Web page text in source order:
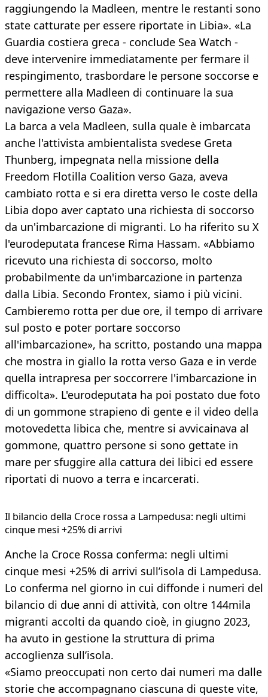
raggiungendo la Madleen, mentre le restanti sono
state catturate per essere riportate in Libia». «La
Guardia costiera greca - conclude Sea Watch -
deve intervenire immediatamente per fermare il
respingimento, trasbordare le persone soccorse e
permettere alla Madleen di continuare la sua
navigazione verso Gaza».
La barca a vela Madleen, sulla quale è imbarcata
anche l'attivista ambientalista svedese Greta
Thunberg, impegnata nella missione della
Freedom Flotilla Coalition verso Gaza, aveva
cambiato rotta e si era diretta verso le coste della
Libia dopo aver captato una richiesta di soccorso
da un'imbarcazione di migranti. Lo ha riferito su X
l'eurodeputata francese Rima Hassam. «Abbiamo
ricevuto una richiesta di soccorso, molto
probabilmente da un'imbarcazione in partenza
dalla Libia. Secondo Frontex, siamo i più vicini.
Cambieremo rotta per due ore, il tempo di arrivare
sul posto e poter portare soccorso
all'imbarcazione», ha scritto, postando una mappa
che mostra in giallo la rotta verso Gaza e in verde
quella intrapresa per soccorrere l'imbarcazione in
difficolta». L'eurodeputata ha poi postato due foto
di un gommone strapieno di gente e il video della
motovedetta libica che, mentre si avvicainava al
gommone, quattro persone si sono gettate in
mare per sfuggire alla cattura dei libici ed essere
riportati di nuovo a terra e incarcerati.
Il bilancio della Croce rossa a Lampedusa: negli ultimi
cinque mesi +25% di arrivi
Anche la Croce Rossa conferma: negli ultimi
cinque mesi +25% di arrivi sull’isola di Lampedusa.
Lo conferma nel giorno in cui diffonde i numeri del
bilancio di due anni di attività, con oltre 144mila
migranti accolti da quando cioè, in giugno 2023,
ha avuto in gestione la struttura di prima
accoglienza sull’isola.
«Siamo preoccupati non certo dai numeri ma dalle
storie che accompagnano ciascuna di queste vite,